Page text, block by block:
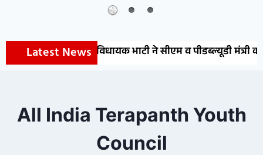
Latest News
की सौगात, विधायक भाटी ने सीएम व पीडब्ल्यूडी मंत्री का
All India Terapanth Youth
Council